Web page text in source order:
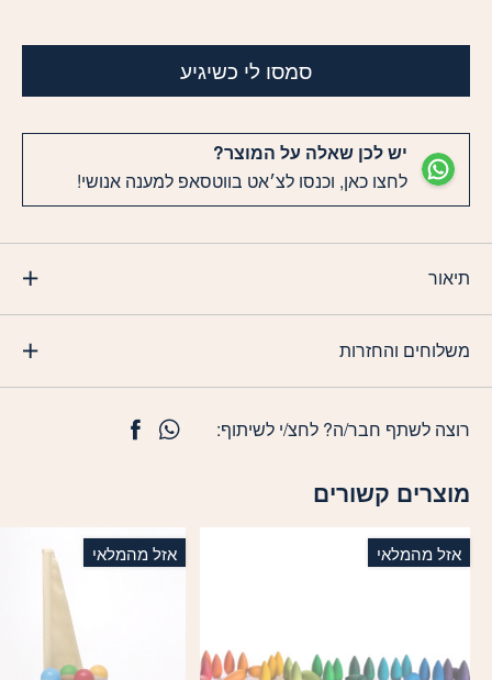
סמסו לי כשיגיע
יש לכן שאלה על המוצר?
לחצו כאן, וכנסו לצ׳אט בווטסאפ למענה אנושי!
תיאור
משלוחים והחזרות
רוצה לשתף חבר/ה? לחצ/י לשיתוף:
מוצרים קשורים
אזל מהמלאי אזל מהמלאי